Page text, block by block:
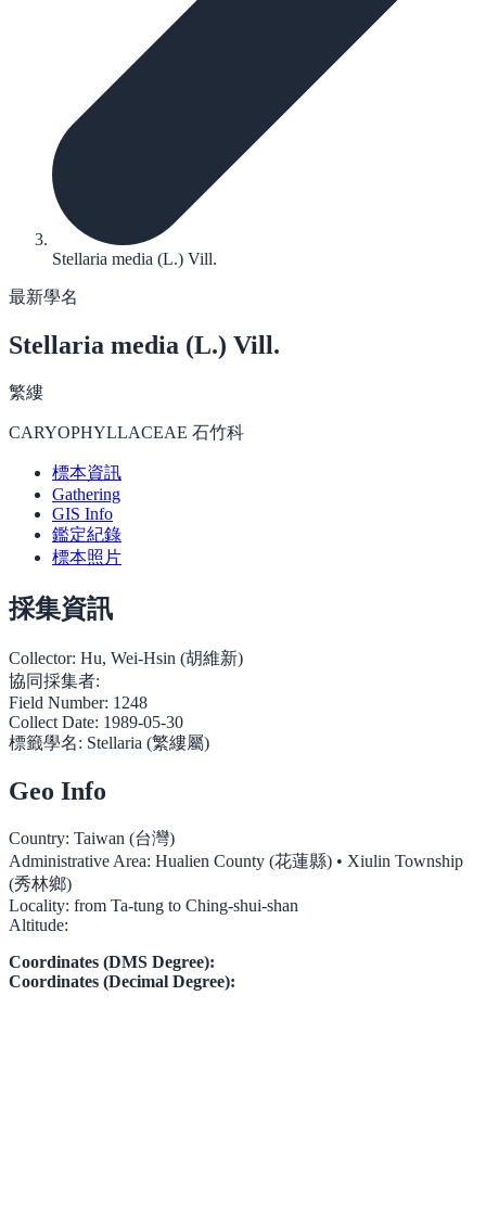
Stellaria media (L.) Vill.
最新學名
Stellaria media (L.) Vill.
繁縷
CARYOPHYLLACEAE 石竹科
標本資訊
Gathering
GIS Info
鑑定紀錄
標本照片
採集資訊
Collector: Hu, Wei-Hsin (胡維新)
協同採集者:
Field Number: 1248
Collect Date: 1989-05-30
標籤學名: Stellaria (繁縷屬)
Geo Info
Country: Taiwan (台灣)
Administrative Area: Hualien County (花蓮縣) • Xiulin Township
(秀林鄉)
Locality: from Ta-tung to Ching-shui-shan
Altitude:
Coordinates (DMS Degree):
Coordinates (Decimal Degree):